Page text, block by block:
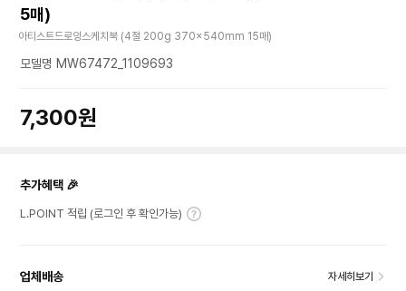
5매)
아티스트드로잉스케치북 (4절 200g 370x540mm 15매)
모델명 MW67472_1109693
7,300원
추가혜택 🎉
L.POINT 적립 (로그인 후 확인가능)
업체배송 자세히보기